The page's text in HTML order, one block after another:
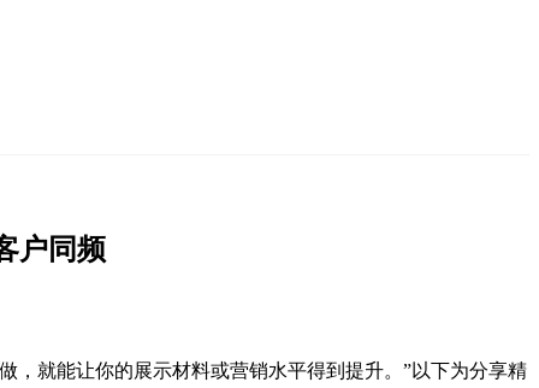
户同频
，就能让你的展示材料或营销水平得到提升。”以下为分享精